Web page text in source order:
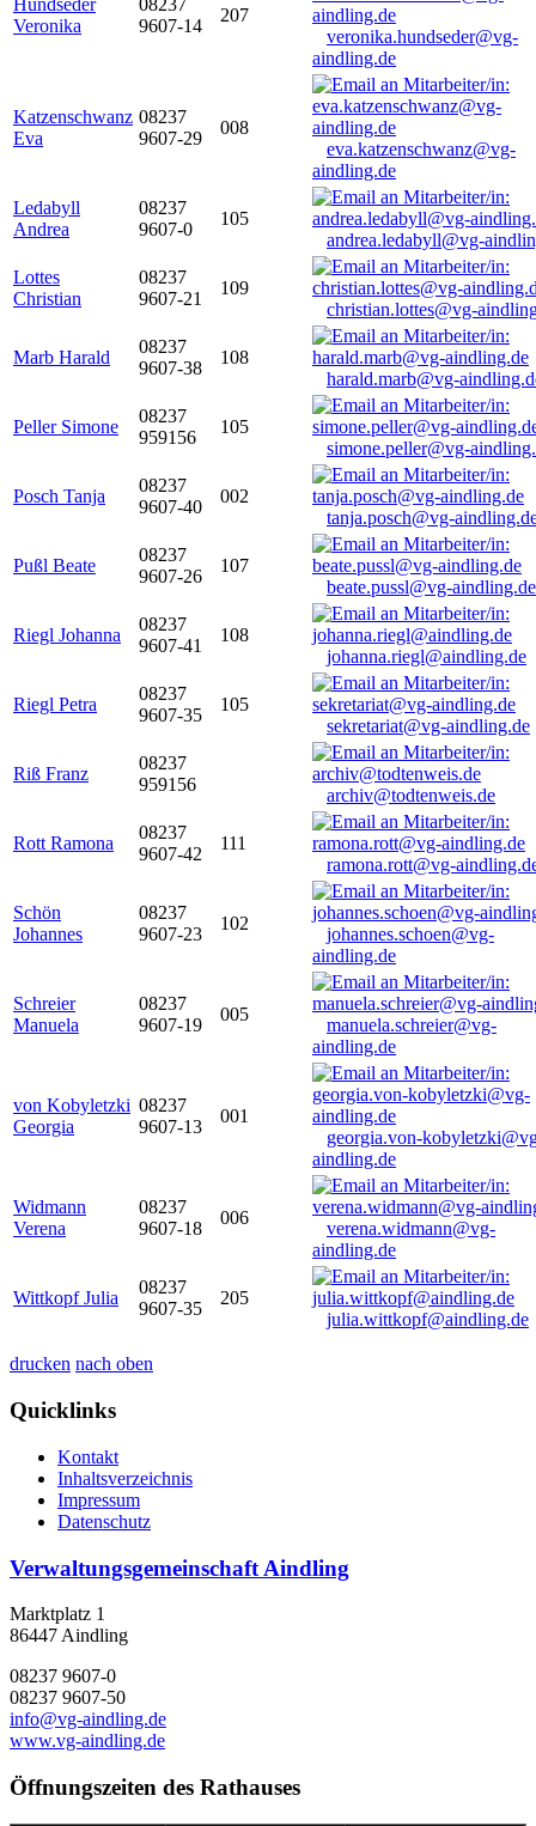
Hundseder
Veronika
08237
9607-14
207
veronika.hundseder@vg-
aindling.de
Katzenschwanz
Eva
08237
9607-29
008
eva.katzenschwanz@vg-
aindling.de
Ledabyll
Andrea
08237
9607-0
105
andrea.ledabyll@vg-
Lottes
Christian
08237
9607-21
109
christian.lottes@vg-
Marb Harald
08237
9607-38
108
harald.marb@vg-
Peller Simone
08237
959156
105
simone.peller@vg-
Posch Tanja
08237
9607-40
002
tanja.posch@vg-
Pußl Beate
08237
9607-26
107
beate.pussl@vg-aindling.de
Riegl Johanna
08237
9607-41
108
johanna.riegl@aindling.de
Riegl Petra
08237
9607-35
105
sekretariat@vg-aindling.de
Riß Franz
08237
959156
archiv@todtenweis.de
Rott Ramona
08237
9607-42
111
ramona.rott@vg-
Schön
Johannes
08237
9607-23
102
johannes.schoen@vg-
aindling.de
Schreier
Manuela
08237
9607-19
005
manuela.schreier@vg-
aindling.de
von Kobyletzki
Georgia
08237
9607-13
001
georgia.von-
aindling.de
Widmann
Verena
08237
9607-18
006
verena.widmann@vg-
aindling.de
Wittkopf Julia
08237
9607-35
205
julia.wittkopf@aindling.de
drucken nach oben
Quicklinks
Kontakt
Inhaltsverzeichnis
Impressum
Datenschutz
Verwaltungsgemeinschaft Aindling
Marktplatz 1
86447 Aindling
08237 9607-0
08237 9607-50
info@vg-aindling.de
www.vg-aindling.de
Öffnungszeiten des Rathauses